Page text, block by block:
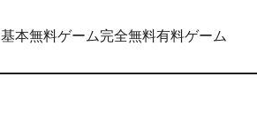
基本無料ゲーム完全無料有料ゲーム